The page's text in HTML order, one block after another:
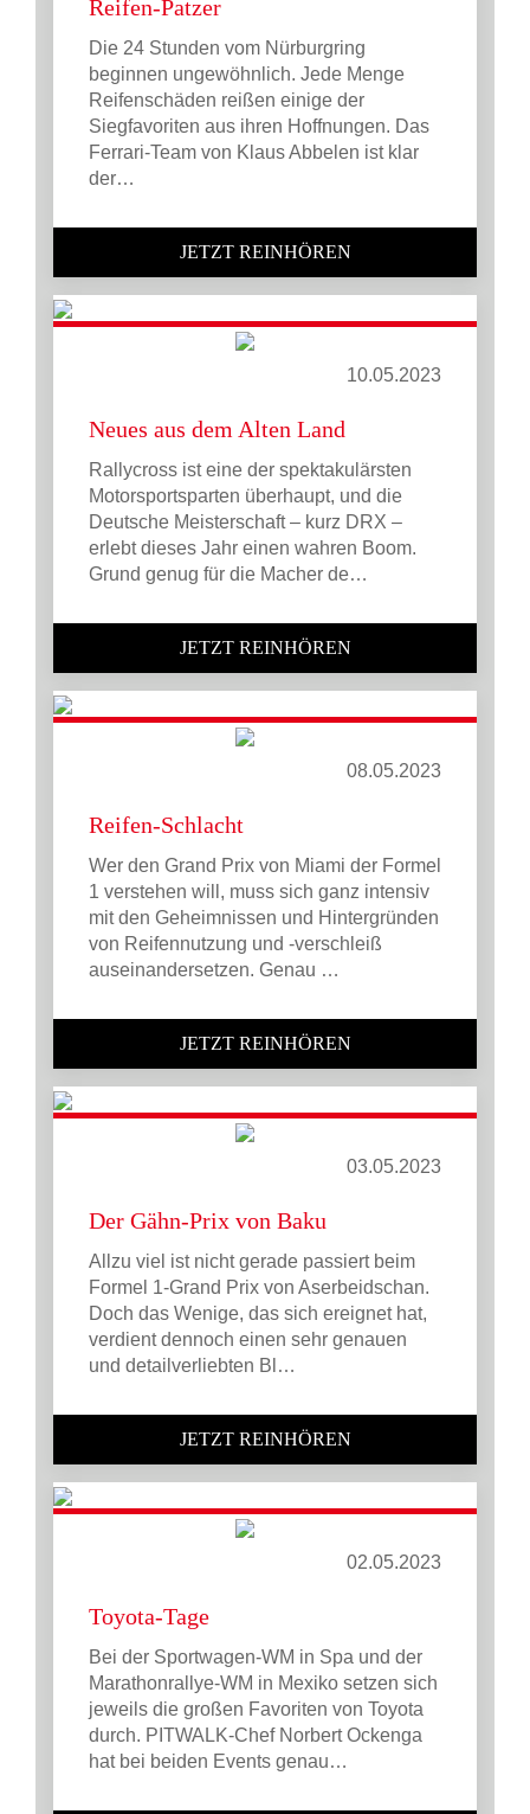
Reifen-Patzer
Die 24 Stunden vom Nürburgring
beginnen ungewöhnlich. Jede Menge
Reifenschäden reißen einige der
Siegfavoriten aus ihren Hoffnungen. Das
Ferrari-Team von Klaus Abbelen ist klar
der…
JETZT REINHÖREN
10.05.2023
Neues aus dem Alten Land
Rallycross ist eine der spektakulärsten
Motorsportsparten überhaupt, und die
Deutsche Meisterschaft – kurz DRX –
erlebt dieses Jahr einen wahren Boom.
Grund genug für die Macher de…
JETZT REINHÖREN
08.05.2023
Reifen-Schlacht
Wer den Grand Prix von Miami der Formel
1 verstehen will, muss sich ganz intensiv
mit den Geheimnissen und Hintergründen
von Reifennutzung und -verschleiß
auseinandersetzen. Genau …
JETZT REINHÖREN
03.05.2023
Der Gähn-Prix von Baku
Allzu viel ist nicht gerade passiert beim
Formel 1-Grand Prix von Aserbeidschan.
Doch das Wenige, das sich ereignet hat,
verdient dennoch einen sehr genauen
und detailverliebten Bl…
JETZT REINHÖREN
02.05.2023
Toyota-Tage
Bei der Sportwagen-WM in Spa und der
Marathonrallye-WM in Mexiko setzen sich
jeweils die großen Favoriten von Toyota
durch. PITWALK-Chef Norbert Ockenga
hat bei beiden Events genau…